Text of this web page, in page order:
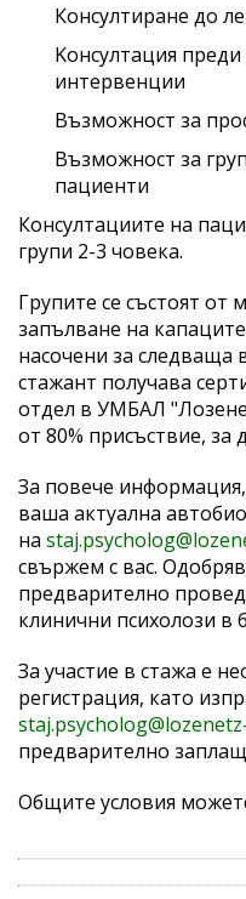
Консултиране до
Kонсултация
интервенции
Възможност за
Възможност за
пациенти
Консултациите на
групи 2-3 човека.
Групите се състоят от
запълване на
насочени за следваща
стажант получава
отдел в УМБАЛ
от 80% присъствие,
За повече
ваша актуална
на
свържем с вас.
предварително
клинични психолози в
За участие в стажа е
регистрация, като
предварително
Общите условия